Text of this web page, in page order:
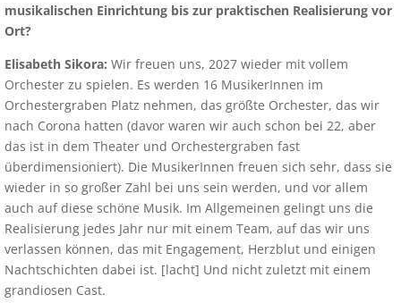
musikalischen Einrichtung bis zur praktischen Realisierung vor
Ort?
Elisabeth Sikora: Wir freuen uns, 2027 wieder mit vollem
Orchester zu spielen. Es werden 16 MusikerInnen im
Orchestergraben Platz nehmen, das größte Orchester, das wir
nach Corona hatten (davor waren wir auch schon bei 22, aber
das ist in dem Theater und Orchestergraben fast
überdimensioniert). Die MusikerInnen freuen sich sehr, dass sie
wieder in so großer Zahl bei uns sein werden, und vor allem
auch auf diese schöne Musik. Im Allgemeinen gelingt uns die
Realisierung jedes Jahr nur mit einem Team, auf das wir uns
verlassen können, das mit Engagement, Herzblut und einigen
Nachtschichten dabei ist. [lacht] Und nicht zuletzt mit einem
grandiosen Cast.